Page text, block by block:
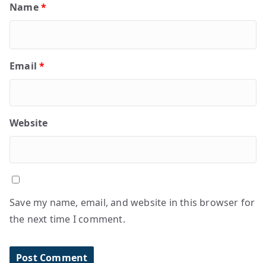
Name*
Email*
Website
Save my name, email, and website in this browser for
the next time I comment.